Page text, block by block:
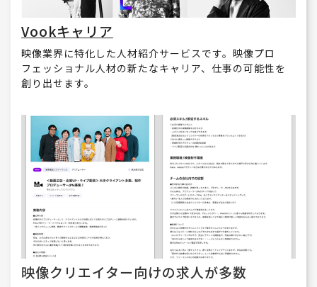
Vookキャリア
映像業界に特化した人材紹介サービスです。映像プロ
フェッショナル人材の新たなキャリア、仕事の可能性を
創り出せます。
映像クリエイター向けの求人が多数